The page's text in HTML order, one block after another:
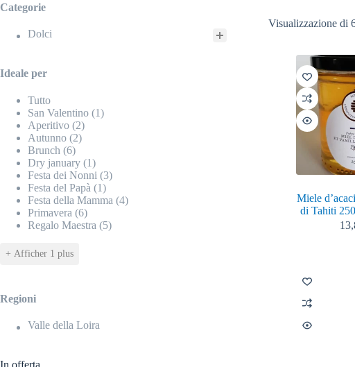
Visualizzazione di
Miele
di Tahiti
Categorie
Dolci
Ideale per
perTutto
San Valentino (1)
Aperitivo (2)
Autunno (2)
Brunch (6)
Dry january (1)
Festa dei Nonni (3)
Festa del Papà (1)
Festa della Mamma (4)
Primavera (6)
Regalo Maestra (5)
+ Afficher 1 plus
Regioni
Valle della Loira